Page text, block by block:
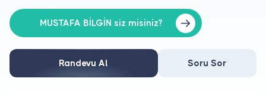
Doktorlar için
Doktor musunuz?
MUSTAFA BİLGİN siz misiniz?
Randevu Al Soru Sor